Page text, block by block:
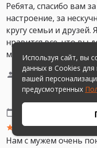
Ребята, спасибо вам
настроение, за
кругу семьи и
нравится все, что вы
муз. викторину 80-е!!!!
Наталия Сергеевна(4
Нам с мужем очень
Используя сайт, вы
данных в Cookies
вашей
предусмотренных